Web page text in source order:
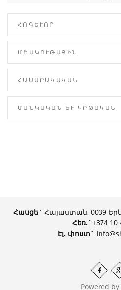
ՀՈԳԵՒՈՐ
ՄՇԱԿՈՒԹԱՅԻՆ
ՀԱՍԱՐԱԿԱԿԱՆ
ՄԱՆԿԱԿԱՆ ԵՒ ԿՐԹԱԿԱՆ
Հասցե` Հայաստան, 0039
Հեռ.`+374 10
Էլ. փոստ`
Powered by